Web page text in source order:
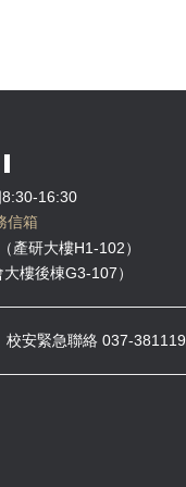
8:30-16:30
信箱
研大樓H1-102）
樓後棟G3-107）
校安緊急聯絡 037-381119